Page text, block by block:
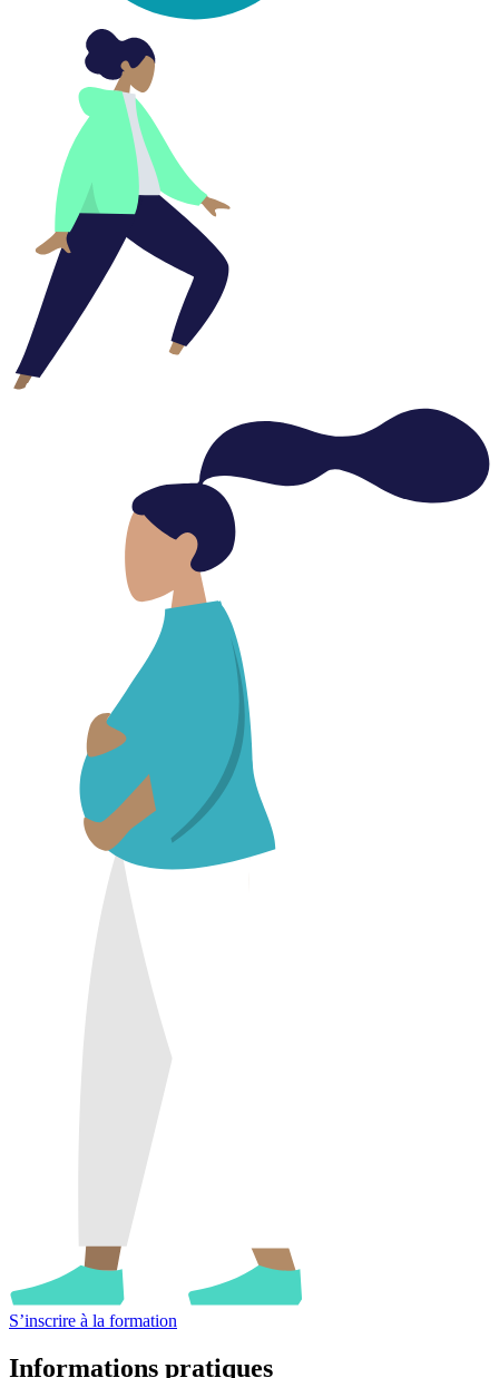
S’inscrire à la formation
Informations pratiques